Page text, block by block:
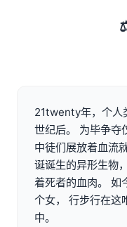
21twenty年，个人
世纪后。 为毕争夺
中徒们展放着血流
诞诞生的异形生物
着死者的血肉。 如
个女， 行步行在这
中。